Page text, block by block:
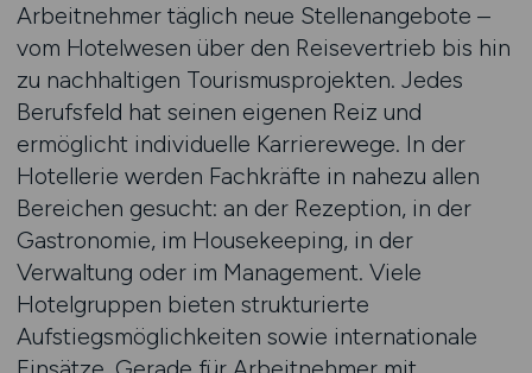
Arbeitnehmer täglich neue Stellenangebote –
vom Hotelwesen über den Reisevertrieb bis hin
zu nachhaltigen Tourismusprojekten. Jedes
Berufsfeld hat seinen eigenen Reiz und
ermöglicht individuelle Karrierewege. In der
Hotellerie werden Fachkräfte in nahezu allen
Bereichen gesucht: an der Rezeption, in der
Gastronomie, im Housekeeping, in der
Verwaltung oder im Management. Viele
Hotelgruppen bieten strukturierte
Aufstiegsmöglichkeiten sowie internationale